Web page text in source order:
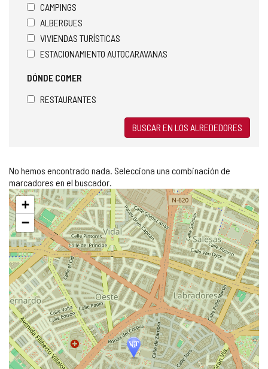
CAMPINGS
ALBERGUES
VIVIENDAS TURÍSTICAS
ESTACIONAMIENTO AUTOCARAVANAS
DÓNDE COMER
RESTAURANTES
BUSCAR EN LOS ALREDEDORES
No hemos encontrado nada. Selecciona una combinación de
marcadores en el buscador.
Saltar
mapa
+
−